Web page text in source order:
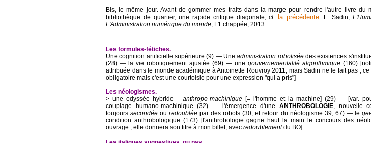
Bis, le même jour. Avant de gommer mes traits dans la marge pour rendre l'autre livre du
bibliothèque de quartier, une rapide critique diagonale,cf. la précédente. E. Sadin,
L'Administration numérique du monde, L'Echappée, 2013.
Les formules-fétiches.
Une cognition artificielle supérieure (9) ― Uneadministration robotiséedes existences
(28) ― la vie robotiquement ajustée (69) ― une gouvernementalité algorithmique (160)
attribuée dans le monde académique à Antoinette Rouvroy 2011, mais Sadin ne le fait pas ;
obligatoire mais c'est une courtoisie pour une expression "qui a pris"]
Les néologismes.
> une odyssée hybride – anthropo-machinique [= l'homme et la machine] (29) ― [var.
couplage humano-machinique (32) ― l'émergence d'une ANTHROBOLOGIE, nouvelle
toujourssecondée ouredoublée par des robots (30, et retour du néologisme 39, 67) ― le
condition anthrobologique (173) [l'anthrobologie gagne haut la main le concours des
ouvrage ; elle donnera son titre à mon billet, avec redoublementdu BO]